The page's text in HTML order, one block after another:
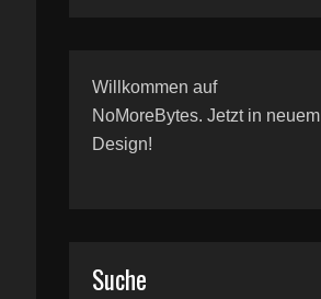
Willkommen auf
NoMoreBytes. Jetzt in neuem
Design!
Suche